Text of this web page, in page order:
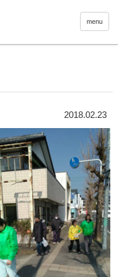
愛まん
menu
2018.02.23